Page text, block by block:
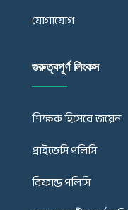
যোগাযোগ
গুরুত্বপূর্ণ লিংকস
শিক্ষক হিসেবে জয়েন
প্রাইভেসি পলিসি
রিফান্ড পলিসি